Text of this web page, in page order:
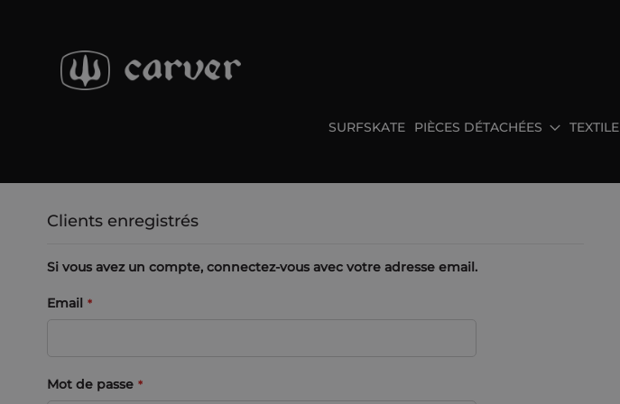
contenu
SURFSKATE PIÈCES DÉTACHÉES TEXTILE
Clients enregistrés
Si vous avez un compte, connectez-vous avec votre adresse email.
Email
Mot de passe